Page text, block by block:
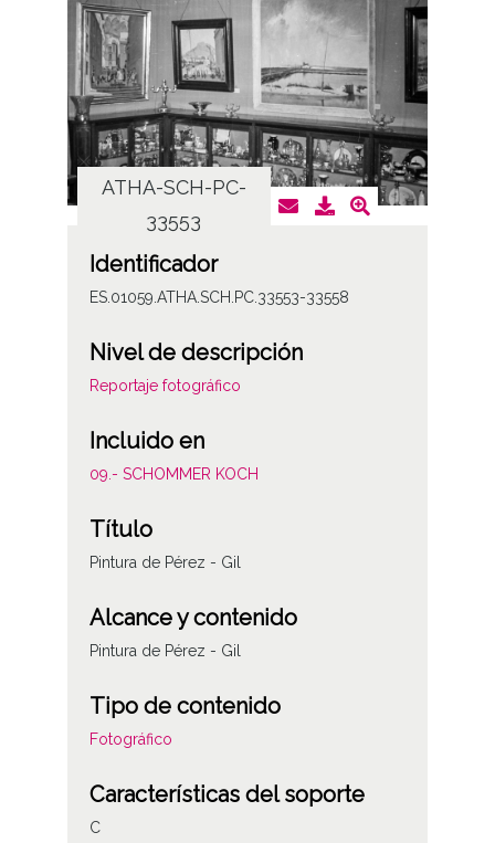
ATHA-SCH-PC-
33553
Identificador
ES.01059.ATHA.SCH.PC.33553-33558
Nivel de descripción
Reportaje fotográfico
Incluido en
09.- SCHOMMER KOCH
Título
Pintura de Pérez - Gil
Alcance y contenido
Pintura de Pérez - Gil
Tipo de contenido
Fotográfico
Características del soporte
C